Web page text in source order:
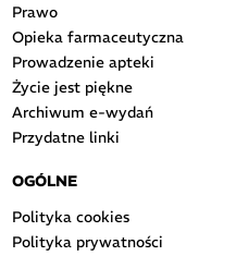
Prawo
Opieka farmaceutyczna
Prowadzenie apteki
Życie jest piękne
Archiwum e-wydań
Przydatne linki
OGÓLNE
Polityka cookies
Polityka prywatności